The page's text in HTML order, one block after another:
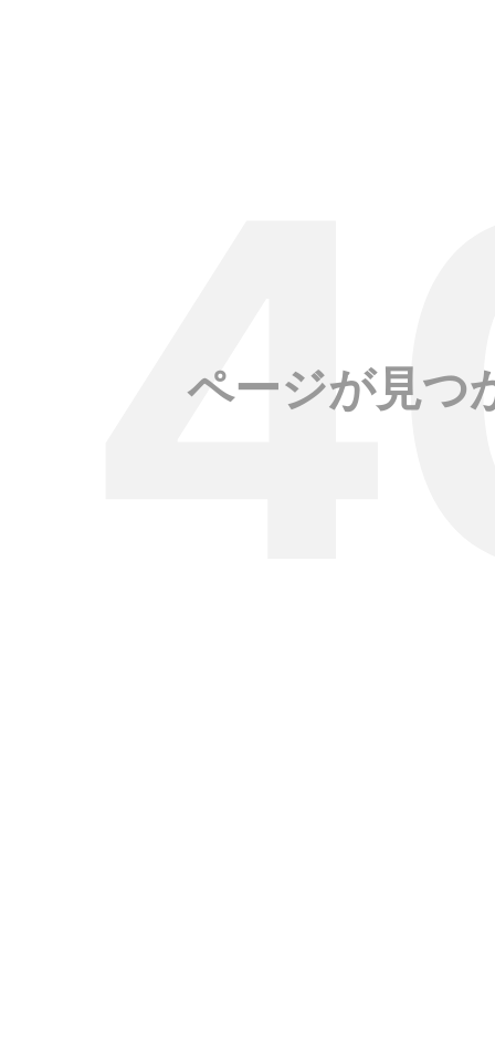
ページが見つ